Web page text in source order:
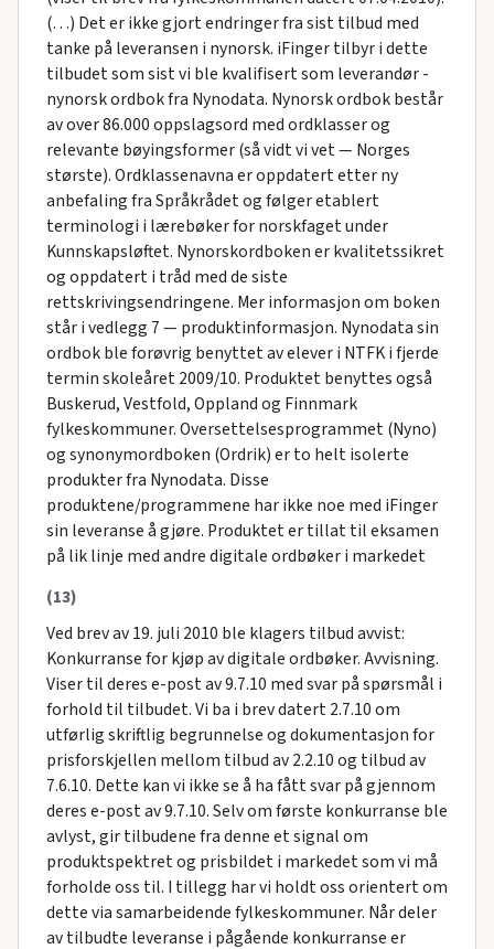
(…) Det er ikke gjort endringer fra sist tilbud med
tanke på leveransen i nynorsk. iFinger tilbyr i dette
tilbudet som sist vi ble kvalifisert som leverandør -
nynorsk ordbok fra Nynodata. Nynorsk ordbok består
av over 86.000 oppslagsord med ordklasser og
relevante bøyingsformer (så vidt vi vet — Norges
største). Ordklassenavna er oppdatert etter ny
anbefaling fra Språkrådet og følger etablert
terminologi i lærebøker for norskfaget under
Kunnskapsløftet. Nynorskordboken er kvalitetssikret
og oppdatert i tråd med de siste
rettskrivingsendringene. Mer informasjon om boken
står i vedlegg 7 — produktinformasjon. Nynodata sin
ordbok ble forøvrig benyttet av elever i NTFK i fjerde
termin skoleåret 2009/10. Produktet benyttes også
Buskerud, Vestfold, Oppland og Finnmark
fylkeskommuner. Oversettelsesprogrammet (Nyno)
og synonymordboken (Ordrik) er to helt isolerte
produkter fra Nynodata. Disse
produktene/programmene har ikke noe med iFinger
sin leveranse å gjøre. Produktet er tillat til eksamen
på lik linje med andre digitale ordbøker i markedet
(13)
Ved brev av 19. juli 2010 ble klagers tilbud avvist:
Konkurranse for kjøp av digitale ordbøker. Avvisning.
Viser til deres e-post av 9.7.10 med svar på spørsmål i
forhold til tilbudet. Vi ba i brev datert 2.7.10 om
utførlig skriftlig begrunnelse og dokumentasjon for
prisforskjellen mellom tilbud av 2.2.10 og tilbud av
7.6.10. Dette kan vi ikke se å ha fått svar på gjennom
deres e-post av 9.7.10. Selv om første konkurranse ble
avlyst, gir tilbudene fra denne et signal om
produktspektret og prisbildet i markedet som vi må
forholde oss til. I tillegg har vi holdt oss orientert om
dette via samarbeidende fylkeskommuner. Når deler
av tilbudte leveranse i pågående konkurranse er